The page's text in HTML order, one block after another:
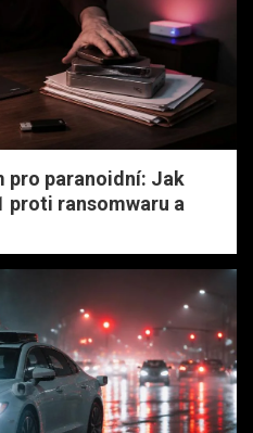
pro paranoidní: Jak
proti ransomwaru a